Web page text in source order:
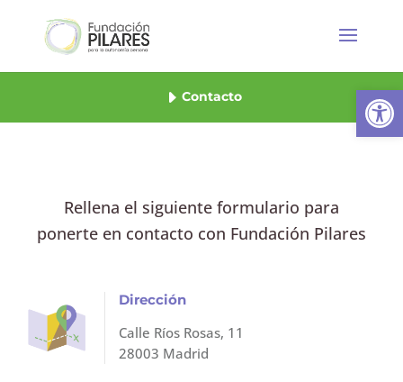
Contacto
Rellena el siguiente formulario para
ponerte en contacto con Fundación Pilares
Dirección
Calle Ríos Rosas, 11
28003 Madrid